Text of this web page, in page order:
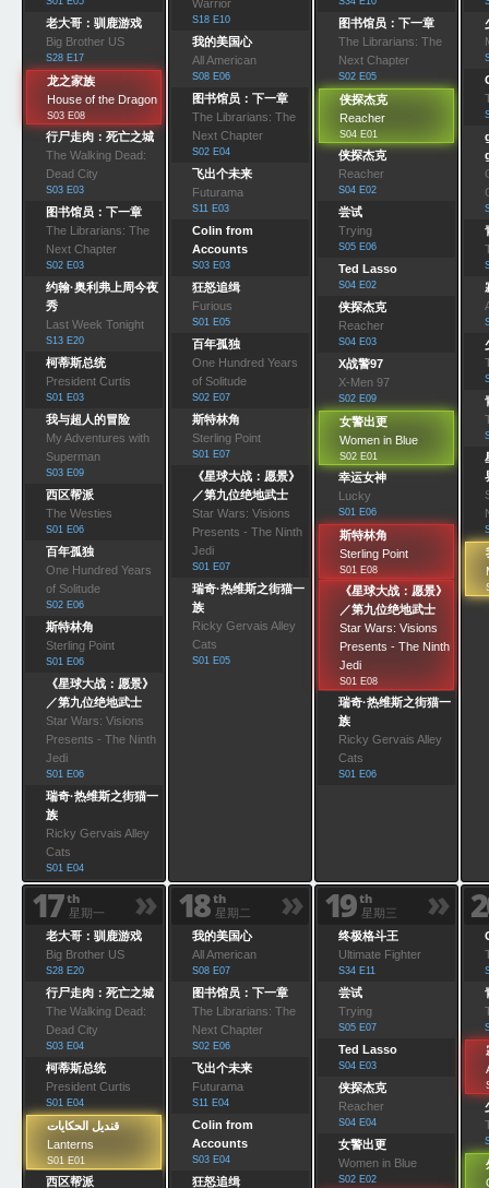
老大哥：驯鹿游戏
Big Brother US
S28 E17
龙之家族
House of the Dragon
S03 E08
行尸走肉：死亡之城
The Walking Dead:
Dead City
S03 E03
图书馆员：下一章
The Librarians: The
Next Chapter
S02 E03
约翰·奥利弗上周今夜
秀
Last Week Tonight
S13 E20
柯蒂斯总统
President Curtis
S01 E03
我与超人的冒险
My Adventures with
Superman
S03 E09
西区帮派
The Westies
S01 E06
百年孤独
One Hundred Years
of Solitude
S02 E06
斯特林角
Sterling Point
S01 E06
《星球大战：愿景》
／第九位绝地武士
Star Wars: Visions
Presents - The Ninth
Jedi
S01 E06
瑞奇·热维斯之街猫一
族
Ricky Gervais Alley
Cats
S01 E04
Warrior
S18 E10
我的美国心
All American
S08 E06
图书馆员：下一章
The Librarians: The
Next Chapter
S02 E04
飞出个未来
Futurama
S11 E03
Colin from
Accounts
S03 E03
狂怒追缉
Furious
S01 E05
百年孤独
One Hundred Years
of Solitude
S02 E07
斯特林角
Sterling Point
S01 E07
《星球大战：愿景》
／第九位绝地武士
Star Wars: Visions
Presents - The Ninth
Jedi
S01 E07
瑞奇·热维斯之街猫一
族
Ricky Gervais Alley
Cats
S01 E05
图书馆员：下一章
The Librarians: The
Next Chapter
S02 E05
侠探杰克
Reacher
S04 E01
侠探杰克
Reacher
S04 E02
尝试
Trying
S05 E06
Ted Lasso
S04 E02
侠探杰克
Reacher
S04 E03
X战警97
X-Men 97
S02 E09
女警出更
Women in Blue
S02 E01
幸运女神
Lucky
S01 E06
斯特林角
Sterling Point
S01 E08
《星球大战：愿景》
／第九位绝地武士
Star Wars: Visions
Presents - The Ninth
Jedi
S01 E08
瑞奇·热维斯之街猫一
族
Ricky Gervais Alley
Cats
S01 E06
»
17th
星期一
老大哥：驯鹿游戏
Big Brother US
S28 E20
行尸走肉：死亡之城
The Walking Dead:
Dead City
S03 E04
柯蒂斯总统
President Curtis
S01 E04
قنديل الحكايات
Lanterns
S01 E01
西区帮派
»
18th
星期二
我的美国心
All American
S08 E07
图书馆员：下一章
The Librarians: The
Next Chapter
S02 E06
飞出个未来
Futurama
S11 E04
Colin from
Accounts
S03 E04
狂怒追缉
»
19th
星期三
终极格斗王
Ultimate Fighter
S34 E11
尝试
Trying
S05 E07
Ted Lasso
S04 E03
侠探杰克
Reacher
S04 E04
女警出更
Women in Blue
S02 E02